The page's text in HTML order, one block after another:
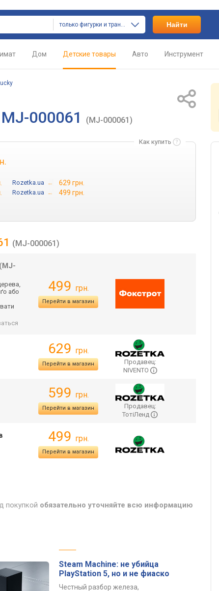
только фигурки и трансформеры Найти
Дом Детские товары Авто Инструмент
000061
(MJ-000061)
Как купить
Rozetka.ua → 629 грн.
Rozetka.ua →
499 грн.
(MJ-000061)
(MJ-
або
499 грн.
Перейти в магазин
629 грн.
Перейти в магазин
Продавец:
NIVENTO
599 грн.
Перейти в магазин
Продавец:
ТотіЛенд
499 грн.
Перейти в магазин
покупкой обязательно уточняйте всю информацию
Steam Machine: не убийца
PlayStation 5, но и не фиаско
Честный разбор железа,